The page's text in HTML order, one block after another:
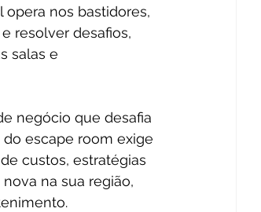
nos bastidores,
resolver desafios,
salas e
negócio que desafia
escape room exige
custos, estratégias
na sua região,